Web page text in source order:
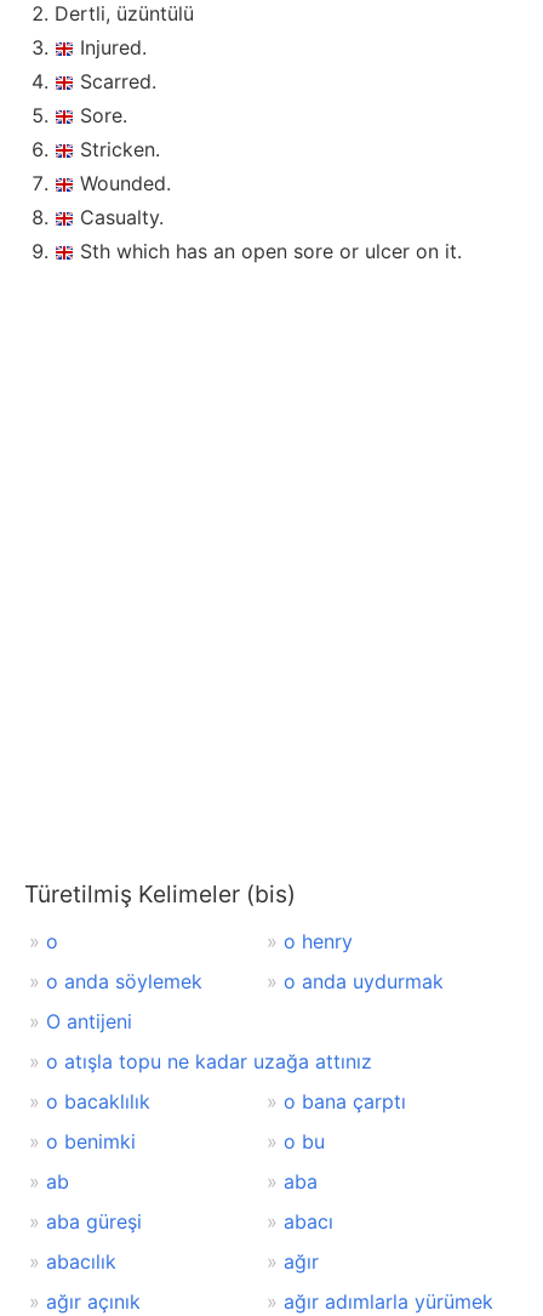
Dertli, üzüntülü
Injured.
Scarred.
Sore.
Stricken.
Wounded.
Casualty.
Sth which has an open sore or ulcer on it.
Türetilmiş Kelimeler (bis)
o
o henry
o anda söylemek
o anda uydurmak
O antijeni
o atışla topu ne kadar uzağa attınız
o bacaklılık
o bana çarptı
o benimki
o bu
ab
aba
aba güreşi
abacı
abacılık
ağır
ağır açınık
ağır adımlarla yürümek